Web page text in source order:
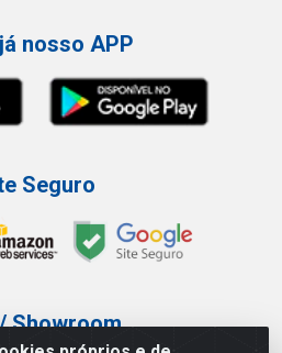
nosso APP
Seguro
Showroom